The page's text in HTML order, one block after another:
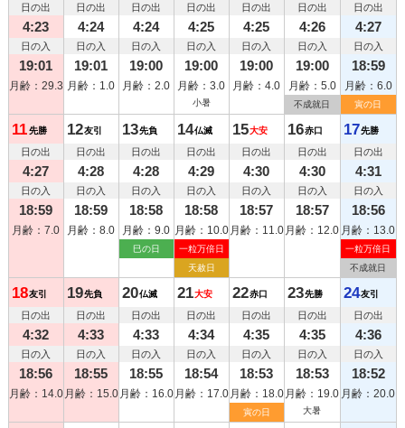
日の出
4:23
日の入
19:01
月齢：29.3
日の出
4:24
日の入
19:01
月齢：1.0
日の出
4:24
日の入
19:00
月齢：2.0
日の出
4:25
日の入
19:00
月齢：3.0
小暑
日の出
4:25
日の入
19:00
月齢：4.0
日の出
4:26
日の入
19:00
月齢：5.0
不成就日
日の出
4:27
日の入
18:59
月齢：6.0
寅の日
11先勝
日の出
4:27
日の入
18:59
月齢：7.0
12友引
日の出
4:28
日の入
18:59
月齢：8.0
13先負
日の出
4:28
日の入
18:58
月齢：9.0
巳の日
14仏滅
日の出
4:29
日の入
18:58
月齢：10.0
一粒万倍日
天赦日
15大安
日の出
4:30
日の入
18:57
月齢：11.0
16赤口
日の出
4:30
日の入
18:57
月齢：12.0
17先勝
日の出
4:31
日の入
18:56
月齢：13.0
一粒万倍日
不成就日
18友引
日の出
4:32
日の入
18:56
月齢：14.0
19先負
日の出
4:33
日の入
18:55
月齢：15.0
20仏滅
日の出
4:33
日の入
18:55
月齢：16.0
21大安
日の出
4:34
日の入
18:54
月齢：17.0
22赤口
日の出
4:35
日の入
18:53
月齢：18.0
寅の日
23先勝
日の出
4:35
日の入
18:53
月齢：19.0
大暑
24友引
日の出
4:36
日の入
18:52
月齢：20.0